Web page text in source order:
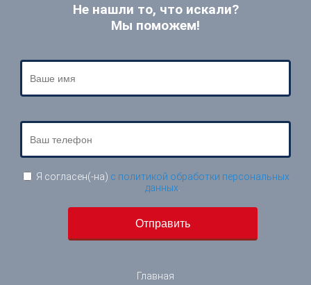
Не нашли то, что искали?
Мы поможем!
Я согласен(-на) с политикой обработки персональных
данных.
Главная